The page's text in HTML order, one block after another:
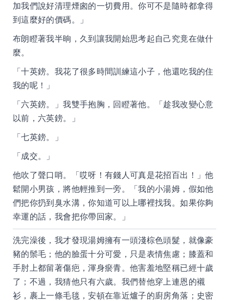
加我們說好清理煙囪的一切費用。你可不是隨時都拿得
到這麼好的價碼。」
布朗瞪著我半晌，久到讓我開始思考起自己究竟在做什
麼。
「十英鎊。我花了很多時間訓練這小子，他還吃我的住
我的呢！」
「六英鎊。」我雙手抱胸，回瞪著他。「趁我改變心意
以前，六英鎊。」
「七英鎊。」
「成交。」
他吹了聲口哨。「哎呀！有錢人可真是花招百出！」他
鬆開小男孩，將他輕推到一旁。「我的小湯姆，假如他
們把你扔到臭水溝，你知道可以上哪裡找我。如果你夠
幸運的話，我會把你帶回家。」
洗完澡後，我才發現湯姆擁有一頭淺棕色頭髮，就像豪
豬的鬃毛；他的臉蛋十分可愛，只是表情焦慮；膝蓋和
手肘上都留著傷疤，渾身瘀青。他害羞地堅稱已經十歲
了；不過，我猜他只有六歲。我們替他穿上連恩的襯
衫，裹上一條毛毯，安頓在靠近爐子的廚房角落；史密